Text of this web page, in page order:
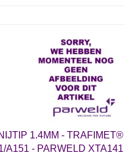
1.4MM - TRAFIMET®
A151 - PARWELD XTA141